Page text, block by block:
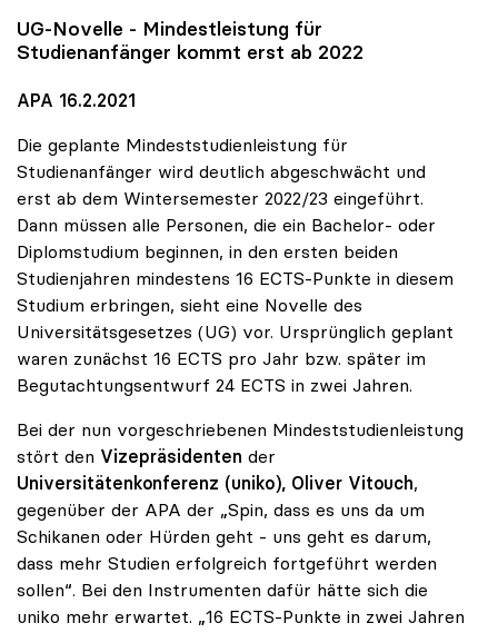
UG-Novelle - Mindestleistung für
Studienanfänger kommt erst ab 2022
APA 16.2.2021
Die geplante Mindeststudienleistung für
Studienanfänger wird deutlich abgeschwächt und
erst ab dem Wintersemester 2022/23 eingeführt.
Dann müssen alle Personen, die ein Bachelor- oder
Diplomstudium beginnen, in den ersten beiden
Studienjahren mindestens 16 ECTS-Punkte in diesem
Studium erbringen, sieht eine Novelle des
Universitätsgesetzes (UG) vor. Ursprünglich geplant
waren zunächst 16 ECTS pro Jahr bzw. später im
Begutachtungsentwurf 24 ECTS in zwei Jahren.
Bei der nun vorgeschriebenen Mindeststudienleistung
stört den Vizepräsidenten der
Universitätenkonferenz (uniko), Oliver Vitouch,
gegenüber der APA der „Spin, dass es uns da um
Schikanen oder Hürden geht - uns geht es darum,
dass mehr Studien erfolgreich fortgeführt werden
sollen“. Bei den Instrumenten dafür hätte sich die
uniko mehr erwartet. „16 ECTS-Punkte in zwei Jahren